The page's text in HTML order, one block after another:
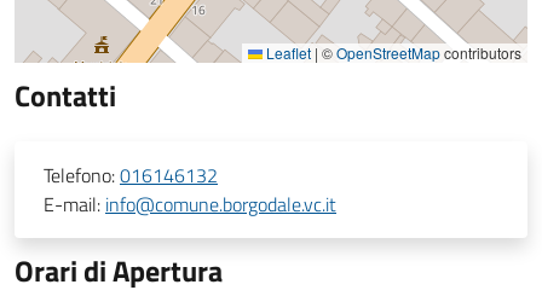
Leaflet | ©OpenStreetMapcontributors
Contatti
Telefono:016146132
E-mail: info@comune.borgodale.vc.it
Orari di Apertura